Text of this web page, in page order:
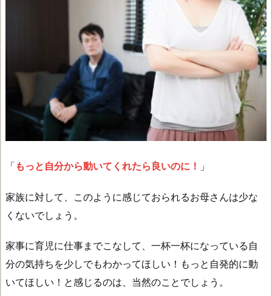
「 もっと自分から動いてくれたら良いのに！ 」
家族に対して、このように感じておられるお母さんは少な
くないでしょう。
家事に育児に仕事までこなして、一杯一杯になっている自
分の気持ちを少しでもわかってほしい！もっと自発的に動
いてほしい！と感じるのは、当然のことでしょう。